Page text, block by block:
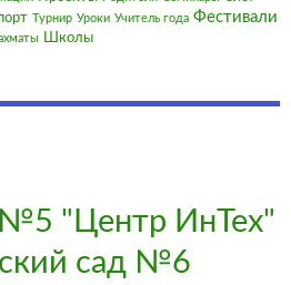
Турнир Уроки Учитель года Фестивали
Школы
"Центр ИнТех"
сад №6